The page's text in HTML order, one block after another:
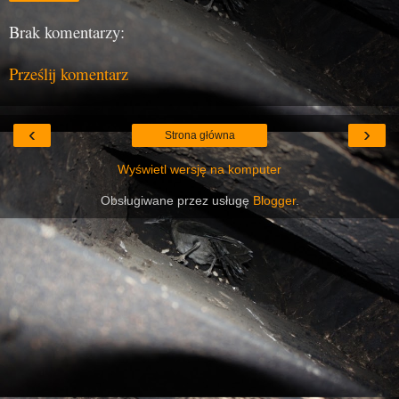
Brak komentarzy:
Prześlij komentarz
‹ ›
Strona główna
Wyświetl wersję na komputer
Obsługiwane przez usługę Blogger.